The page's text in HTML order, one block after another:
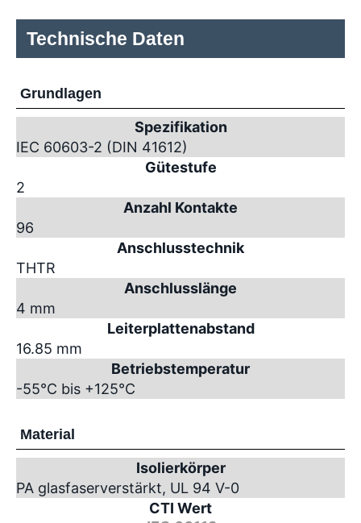
Technische Daten
Grundlagen
Spezifikation
IEC 60603-2 (DIN 41612)
Gütestufe
2
Anzahl Kontakte
96
Anschlusstechnik
THTR
Anschlusslänge
4 mm
Leiterplattenabstand
16.85 mm
Betriebstemperatur
-55°C bis +125°C
Material
Isolierkörper
PA glasfaserverstärkt, UL 94 V-0
CTI Wert